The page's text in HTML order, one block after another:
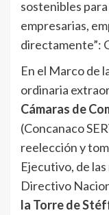
sostenibles
empresarias,
directamente”:
En el Marco de
ordinaria
Cámaras de
(Concanaco
reelección y
Ejecutivo, de
Directivo
la Torre de